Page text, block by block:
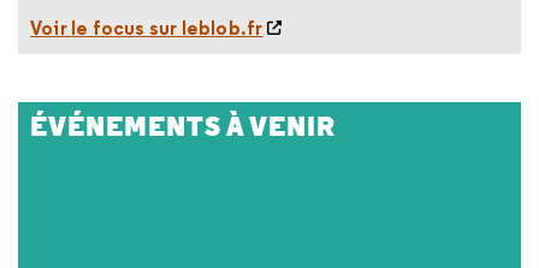
Voir le focus sur leblob.fr
ÉVÉNEMENTS À VENIR